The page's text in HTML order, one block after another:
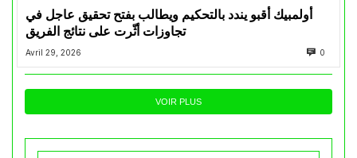
أولمبيك أقبو يندد بالتحكيم ويطالب بفتح تحقيق عاجل في
تجاوزات أثّرت على نتائج الفريق
Avril 29, 2026 0
VOIR PLUS